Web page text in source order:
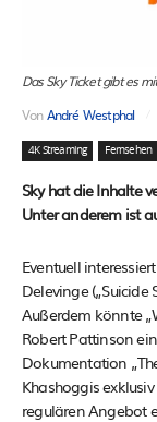
Das Sky Ticket gibt es
VonAndré Westphal
4K Streaming Fernsehen
Sky hat die Inhalte
Unter anderem ist
Eventuell
Delevinge („Suicide
Außerdem könnte
Robert Pattinson
Dokumentation
Khashoggis
regulären Angebot